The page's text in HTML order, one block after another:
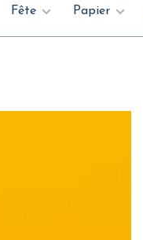
Fête Papier